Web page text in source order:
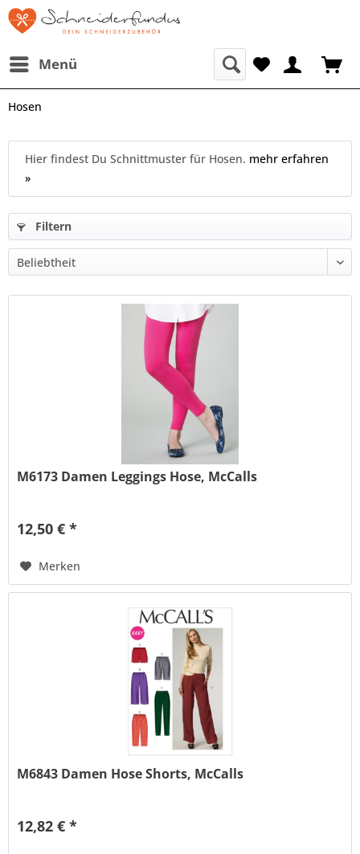
Menü
Hosen
Hier findest Du Schnittmuster für Hosen. mehr erfahren
»
Filtern
M6173 Damen Leggings Hose, McCalls
12,50 € *
Merken
M6843 Damen Hose Shorts, McCalls
12,82 € *